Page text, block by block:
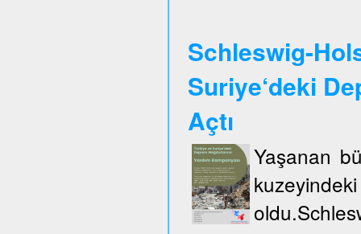
Schleswig-
Suriye‘deki
Açtı
Yaşanan